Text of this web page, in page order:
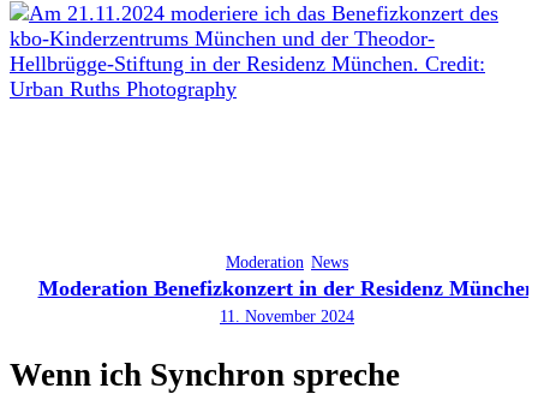
Moderation News
Moderation Benefizkonzert in der Residenz München
11. November 2024
Wenn ich Synchron spreche